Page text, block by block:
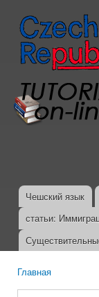
Главное меню
Чешский язык
статьи:
Главная